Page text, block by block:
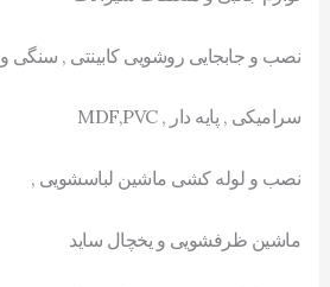
نصب و جابجایی روشویی کابینتی , سنگی و
سرامیکی , پایه دار , MDF,PVC
نصب و لوله کشی ماشین لباسشویی ,
ماشین ظرفشویی و یخچال ساید